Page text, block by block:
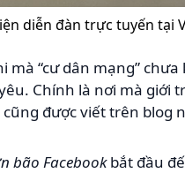
diễn đàn trực tuyến tại
“cư dân mạng”
Chính là nơi mà giới
được viết trên blog
bão Facebookbắt đầu